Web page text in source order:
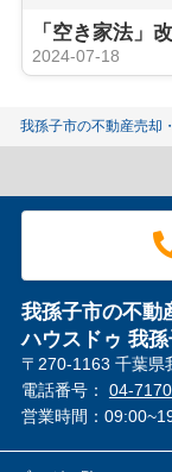
2024-07-18
我孫子市の不動産売却
我孫子市の不動
ハウスドゥ 我
〒270-1163 千葉県
電話番号： 04-
営業時間：